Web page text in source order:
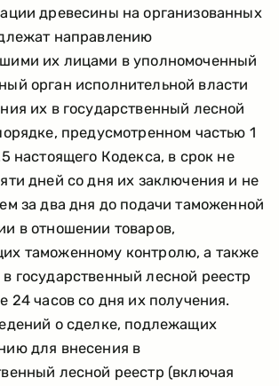
древесины на организованных
направлению
их лицами в уполномоченный
орган исполнительной власти
их в государственный лесной
предусмотренном частью 1
настоящего Кодекса, в срок не
дней со дня их заключения и не
за два дня до подачи таможенной
в отношении товаров,
таможенному контролю, а также
государственный лесной реестр
24 часов со дня их получения.
о сделке, подлежащих
для внесения в
лесной реестр (включая